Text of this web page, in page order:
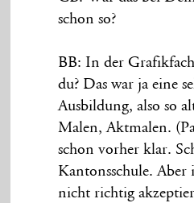
schon so?
BB: In der
du? Das war ja eine
Ausbildung, also so
Malen, Aktmalen.
schon vorher klar.
Kantonsschule. Aber
nicht richtig